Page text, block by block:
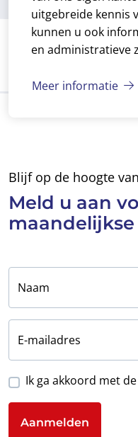
uitgebreide kennis
kunnen u ook
en administratieve
Meer informatie
Blijf op de hoogte
Meld u aan
maandelijkse
Naam
E-mailadres
Ik ga akkoord met de
Aanmelden